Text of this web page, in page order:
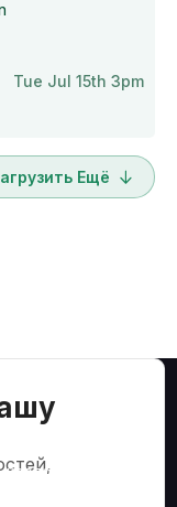
Tue Jul 15th 3pm
Ещё
и информация
рулетка и